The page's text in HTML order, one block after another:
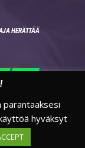
HERÄTTÄÄ
UUTINEN
hyväksyt